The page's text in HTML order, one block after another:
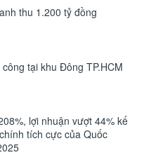
thu 1.200 tỷ đồng
tại khu Đông TP.HCM
lợi nhuận vượt 44% kế
tích cực của Quốc